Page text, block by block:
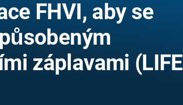
FHVI, aby se
záplavami (LIFE